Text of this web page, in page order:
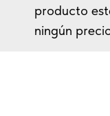
producto
ningún